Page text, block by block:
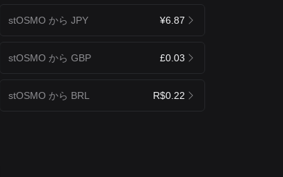
stOSMO から JPY ¥6.87
stOSMO から GBP £0.03
stOSMO から BRL R$0.22